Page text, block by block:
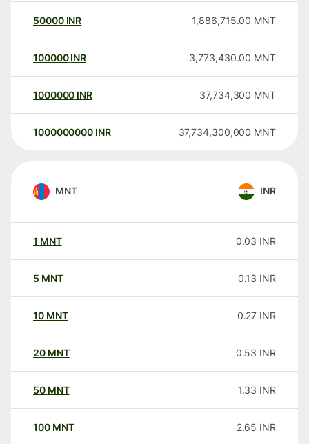
50000 INR 1,886,715.00 MNT
100000 INR 3,773,430.00 MNT
1000000 INR 37,734,300 MNT
1000000000 INR 37,734,300,000 MNT
MNT INR
1 MNT 0.03 INR
5 MNT 0.13 INR
10 MNT 0.27 INR
20 MNT 0.53 INR
50 MNT 1.33 INR
100 MNT 2.65 INR